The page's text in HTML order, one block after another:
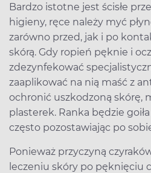
Bardzo istotne jest ścisłe
higieny, ręce należy myć
zarówno przed, jak i po
skórą. Gdy ropień pęknie i
zdezynfekować
zaaplikować na nią maść z
ochronić uszkodzoną skórę,
plasterek. Ranka będzie
często pozostawiając po
Ponieważ przyczyną
leczeniu skóry po pęknięciu